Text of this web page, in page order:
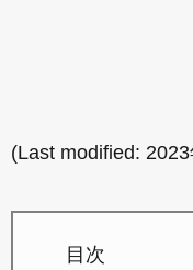
(Last modified:
目次